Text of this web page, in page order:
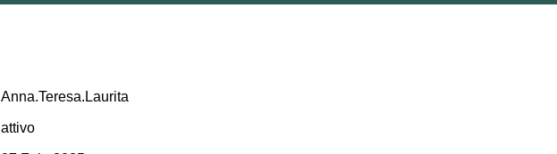
Anna.Teresa.Laurita
attivo